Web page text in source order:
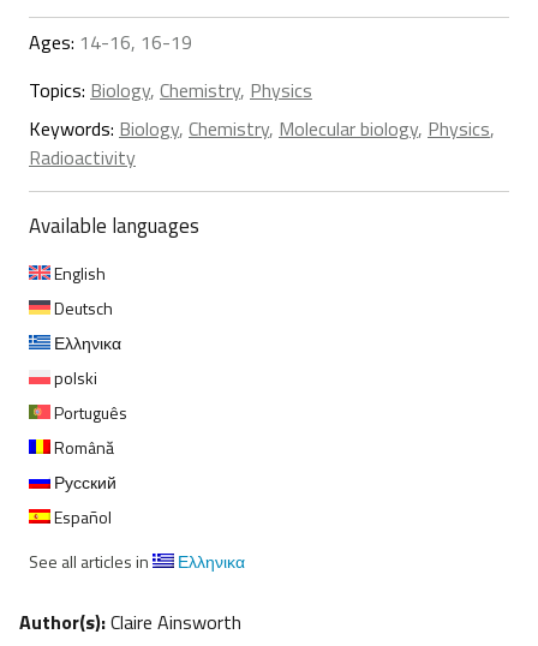
Ages: 14-16, 16-19
Topics: Biology, Chemistry, Physics
Keywords: Biology, Chemistry, Molecular biology, Physics,
Radioactivity
Available languages
English
Deutsch
Ελληνικα
polski
Português
Română
Русский
Español
See all articles in
Ελληνικα
Author(s):Claire Ainsworth